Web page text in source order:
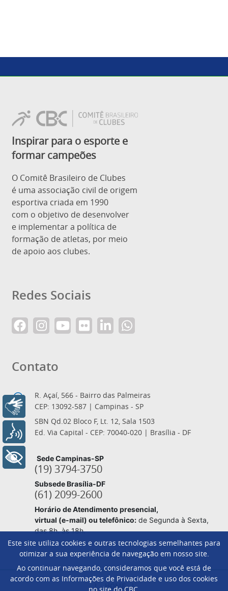
Inspirar para o esporte e
formar campeões
O Comitê Brasileiro de Clubes
é uma associação civil de origem
esportiva criada em 1990
com o objetivo de desenvolver
e implementar a política de
formação de atletas, por meio
de apoio aos clubes.
Redes Sociais
Contato
R. Açaí, 566 - Bairro das Palmeiras
CEP: 13092-587 | Campinas - SP
SBN Qd.02 Bloco F, Lt. 12, Sala 1503
Ed. Via Capital - CEP: 70040-020 | Brasília - DF
Sede Campinas-SP
(19) 3794-3750
Subsede Brasília-DF
(61) 2099-2600
Horário de Atendimento presencial,
virtual (e-mail) ou telefônico: de Segunda à Sexta,
das 8h. às 18h.
Footer
HOME
Este site utiliza cookies e outras tecnologias semelhantes para
otimizar a sua experiência de navegação em nosso site.
Ao continuar navegando, consideramos que você está de
acordo com as Informações de Privacidade e uso dos cookies
Libras
Voz
+ Acessibilidade